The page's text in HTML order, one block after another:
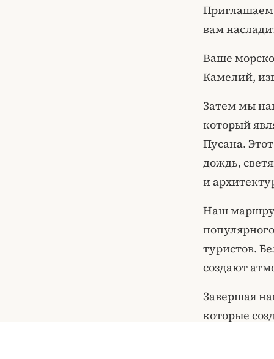
Приглашаем
вам
Ваше
Камелий,
Затем мы
который
Пусана.
дождь,
и
Наш
туристов.
создают
Завершая
которые